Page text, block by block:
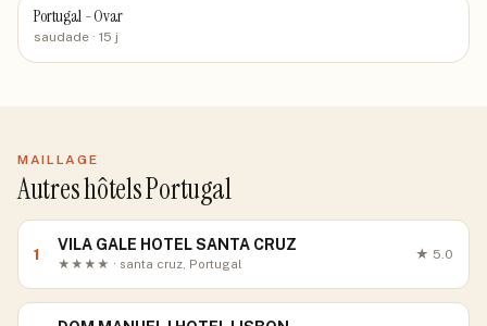
Portugal - Ovar
saudade · 15 j
MAILLAGE
Autres hôtels Portugal
1
VILA GALE HOTEL SANTA CRUZ
★★★★ · santa cruz, Portugal
★ 5.0